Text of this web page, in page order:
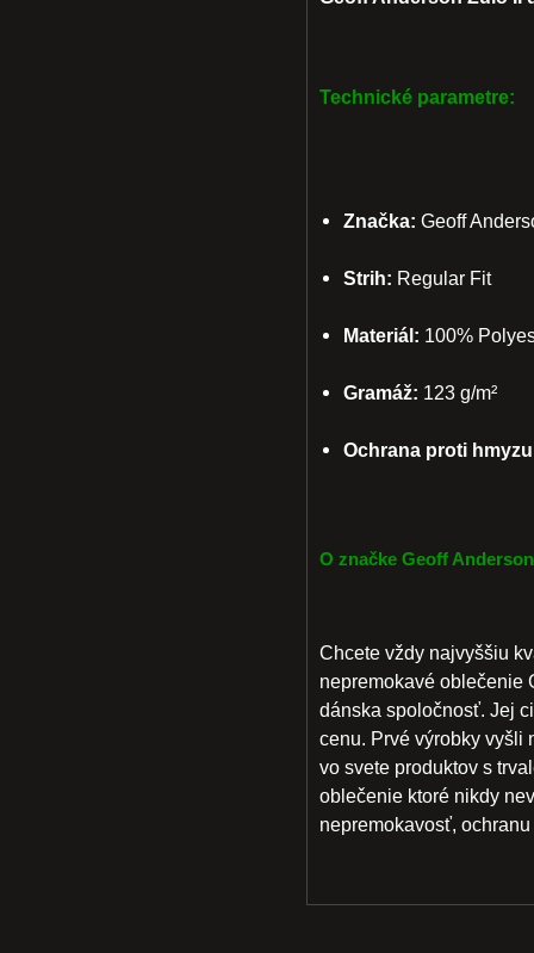
Technické parametre:
Značka: Geoff
Strih: Regular Fit
Materiál: 100%
Gramáž: 123 g/m²
Ochrana proti
O značke Geoff Anderson
Chcete vždy najvyššiu
nepremokavé oblečenie
dánska spoločnosť. Jej
cenu. Prvé výrobky vyšli
vo svete produktov s
oblečenie ktoré nikdy
nepremokavosť,